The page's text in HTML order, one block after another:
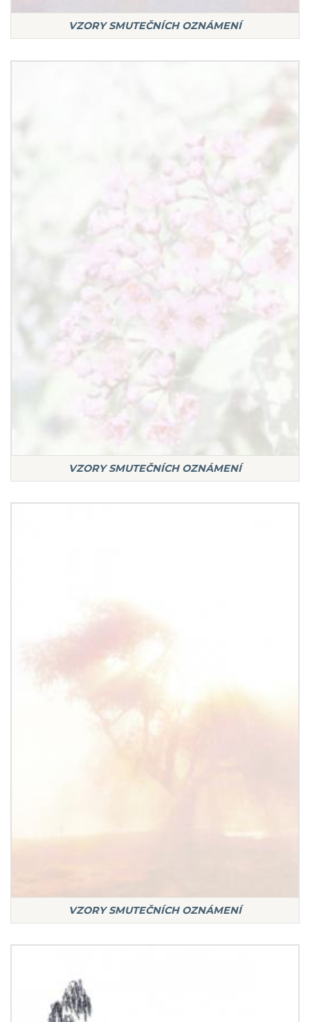
VZORY SMUTEČNÍCH OZNÁMENÍ
VZORY SMUTEČNÍCH OZNÁMENÍ
VZORY SMUTEČNÍCH OZNÁMENÍ